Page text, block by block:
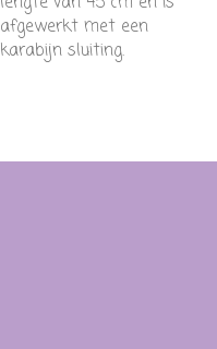
afgewerkt met een
karabijn sluiting.